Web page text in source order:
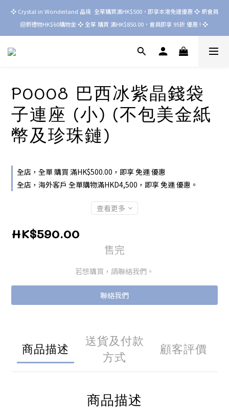
❖ Crystal in Wonderland 晶境  全單購買滿HK$500，即享本港免運優惠 ❖ 新會員
迎新禮物HK$60購物金 ❖ 全單 購買 滿HK$850.00，會員即享 95折 優惠 ! ❖
P0008 巴西冰紫晶錢袋
子連座 (小) (不包美金紙
幣及珍珠鏈)
全店，全單 購買 滿HK$500.00，即享 免運 優惠
全店，海外客戶 全單購物滿HKD4,500，即享 免運 優惠。
查看更多
HK$590.00
售完
若想購買，請聯絡我們。
聯絡我們
商品描述
送貨及付款
方式
顧客評價
商品描述